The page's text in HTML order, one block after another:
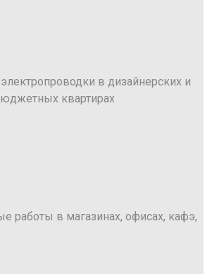
в дизайнерских и
квартирах
работы в магазинах, офисах, кафэ,